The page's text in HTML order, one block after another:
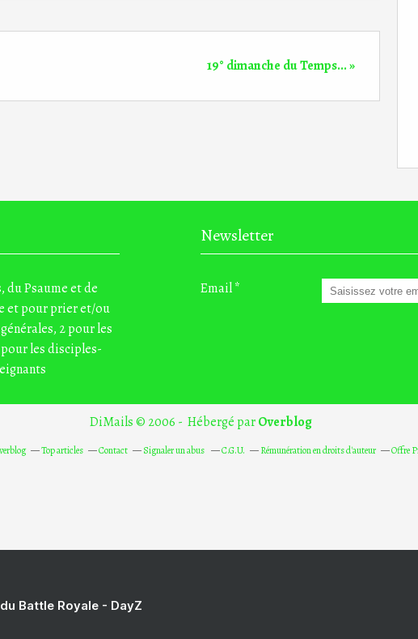
19° dimanche du Temps... »
Psaume et de
et pour prier et/ou
2 pour les
les disciples-
Newsletter
Email
DiMails © 2006 - Hébergé parOverblog
Top articles Contact Signaler un abus C.G.U. Rémunération en droits d'auteur Offre
Battle Royale - DayZ